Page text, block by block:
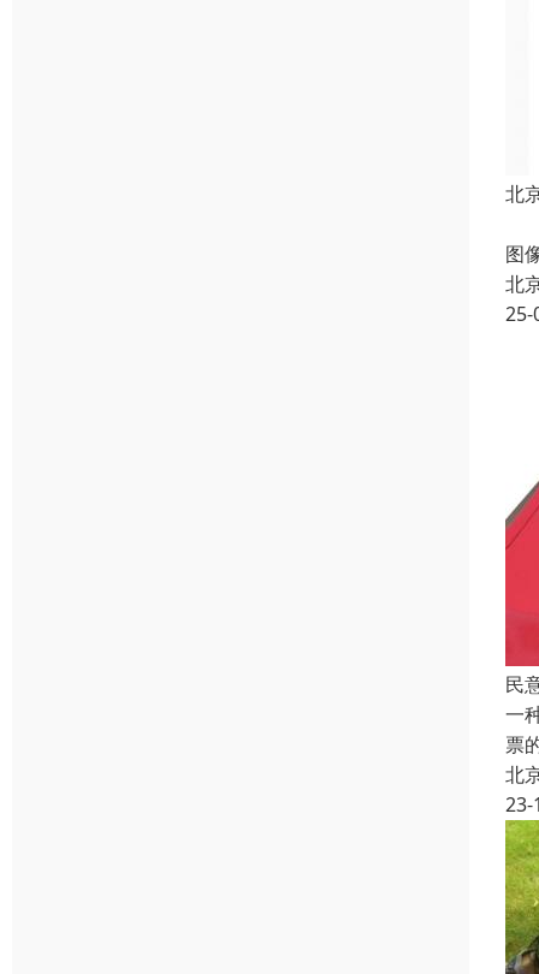
北
图
北
25-
民
一
票
北
23-